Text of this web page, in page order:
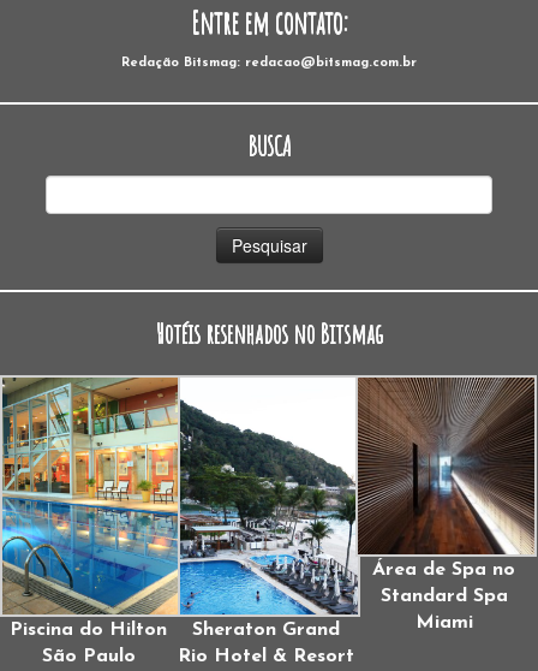
Entre em contato:
Redação Bitsmag: redacao@bitsmag.com.br
BUSCA
Hotéis resenhados no Bitsmag
Piscina do Hilton
São Paulo
Sheraton Grand
Rio Hotel & Resort
Área de Spa no
Standard Spa
Miami